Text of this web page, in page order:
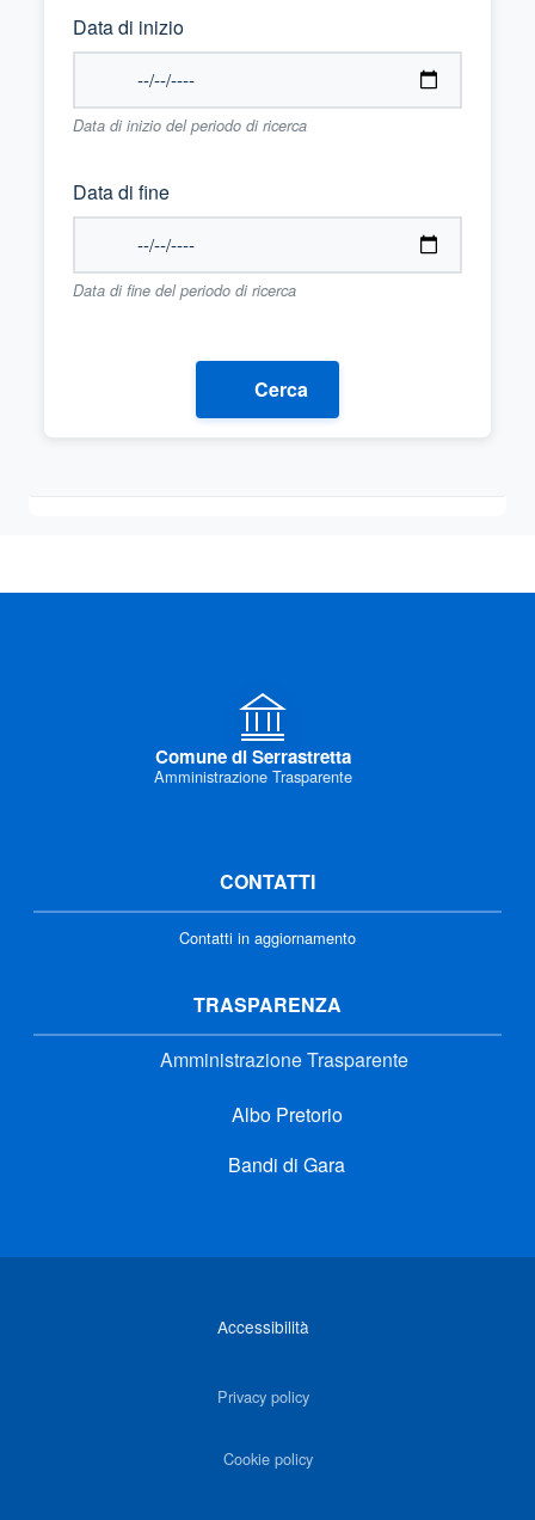
Data di inizio
Data di inizio del periodo di ricerca
Data di fine
Data di fine del periodo di ricerca
Cerca
Comune di Serrastretta
Amministrazione Trasparente
CONTATTI
Contatti in aggiornamento
TRASPARENZA
Amministrazione Trasparente
Albo Pretorio
Bandi di Gara
Accessibilità
Privacy policy
Cookie policy